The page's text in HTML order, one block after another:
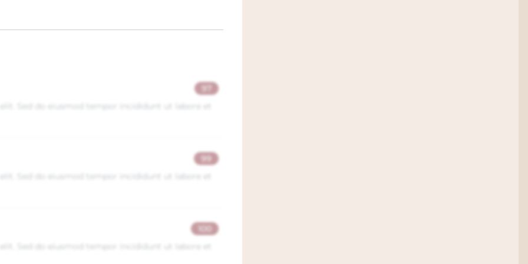
direct als u kiest voor Afhalen in de
97
Sed do eiusmod tempor incididunt ut labore et
99
Sed do eiusmod tempor incididunt ut labore et
100
Sed do eiusmod tempor incididunt ut labore et